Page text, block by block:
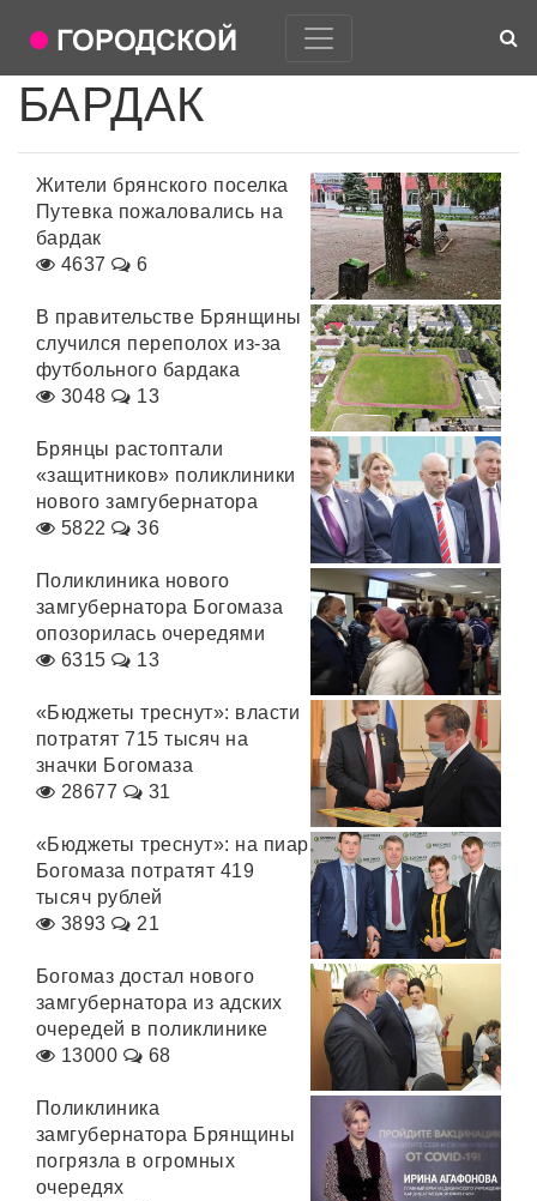
БАРДАК
Жители брянского поселка
Путевка пожаловались на
бардак
4637
6
В правительстве Брянщины
случился переполох из-за
футбольного бардака
3048
13
Брянцы растоптали
«защитников» поликлиники
нового замгубернатора
5822
36
Поликлиника нового
замгубернатора Богомаза
опозорилась очередями
6315
13
«Бюджеты треснут»: власти
потратят 715 тысяч на
значки Богомаза
28677
31
«Бюджеты треснут»: на пиар
Богомаза потратят 419
тысяч рублей
3893
21
Богомаз достал нового
замгубернатора из адских
очередей в поликлинике
13000
68
Поликлиника
замгубернатора Брянщины
погрязла в огромных
очередях